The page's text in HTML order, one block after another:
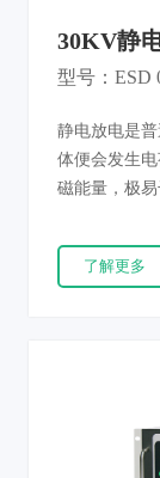
30KV静
型号：ESD
静电放电是
体便会发生
磁能量，极
静电放电发
在遭受静电
了解更多